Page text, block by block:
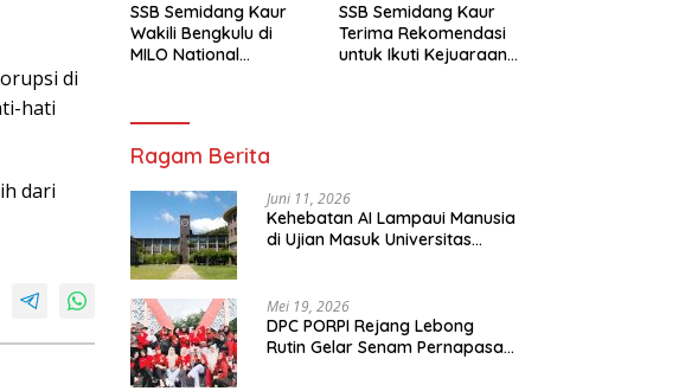
di
hati
dari
SSB Semidang Kaur
Wakili Bengkulu di
MILO National
SSB Semidang Kaur
Terima Rekomendasi
untuk Ikuti Kejuaraan
Ragam Berita
Juni 11, 2026
Kehebatan AI Lampaui Manusia
di Ujian Masuk Universitas
Mei 19, 2026
DPC PORPI Rejang Lebong
Rutin Gelar Senam Pernapasan